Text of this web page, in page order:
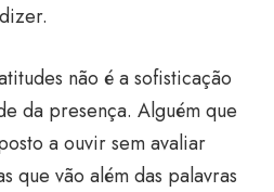
não é a sofisticação
da presença. Alguém que
a ouvir sem avaliar
que vão além das palavras